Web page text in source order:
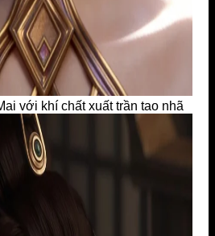
với khí chất xuất trần tao nhã